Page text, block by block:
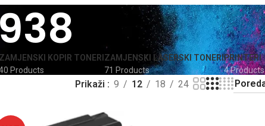
ZAMJENSKI KOPIR TONERI
Products
ZAMJENSKI LASERSKI TONERI
71 Products
PRINTERI
4 Products
Prikaži 9 12 18 24